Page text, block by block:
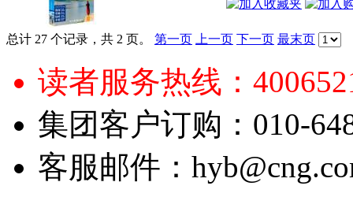
总计 27 个记录，共 2 页。 第一页 上一页 下一页 最末页
读者服务热线：
集团客户订购：010-
客服邮件：